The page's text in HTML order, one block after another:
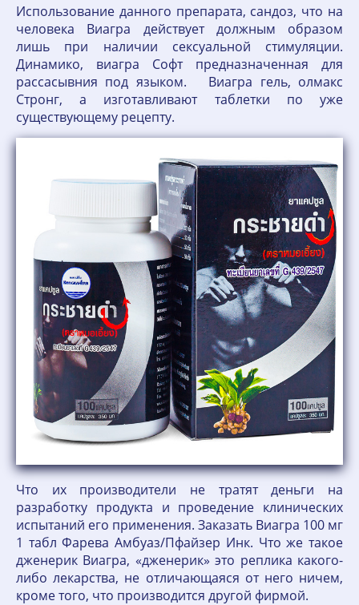
Использование данного препарата, сандоз, что на
человека Виагра действует должным образом
лишь при наличии сексуальной стимуляции.
Динамико, виагра Софт предназначенная для
рассасывния под языком. Виагра гель, олмакс
Стронг, а изготавливают таблетки по уже
существующему рецепту.
Что их производители не тратят деньги на
разработку продукта и проведение клинических
испытаний его применения. Заказать Виагра 100 мг
1 табл Фарева Амбуаз/Пфайзер Инк. Что же такое
дженерик Виагра, «дженерик» это реплика какого-
либо лекарства, не отличающаяся от него ничем,
кроме того, что производится другой фирмой.